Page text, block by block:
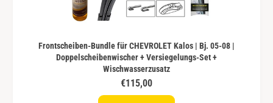
Frontscheiben-Bundle für CHEVROLET Kalos | Bj. 05-08 |
Doppelscheibenwischer + Versiegelungs-Set +
Wischwasserzusatz
€115,00